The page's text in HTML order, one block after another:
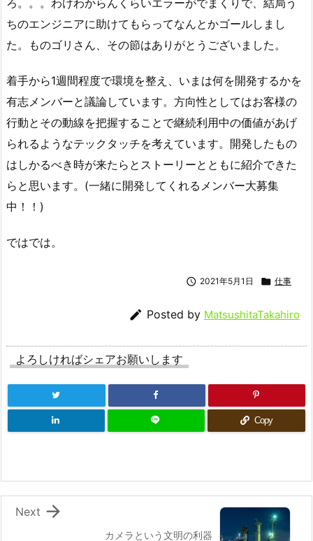
ろ。。。わけわからんくらいエラーがでまくりで、結局う
ちのエンジニアに助けてもらってなんとかゴールしまし
た。ものゴリさん、その節はありがとうございました。
着手から1週間程度で環境を整え、いまは何を開発するかを
有志メンバーと議論しています。方向性としてはお客様の
行動とその動線を把握することで継続利用中の価値があげ
られるようなテックタッチを考えています。開発したもの
はしかるべき時が来たらとストーリーとともに紹介できた
らと思います。(一緒に開発してくれるメンバー大募集
中！！)
ではでは。
 2021年5月1日  仕事
 Posted by MatsushitaTakahiro
よろしければシェアお願いします
Copy
カメラという文明の利器

Next